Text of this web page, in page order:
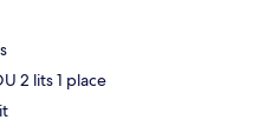
2 lits 1 place